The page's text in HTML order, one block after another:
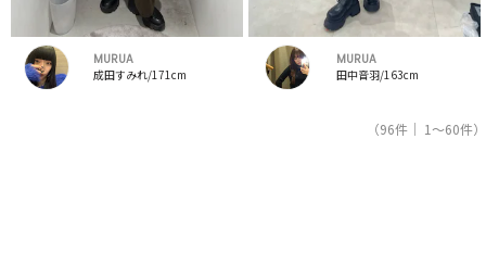
MURUA
成田すみれ/171cm
MURUA
田中音羽/163cm
（96件｜ 1～60件）